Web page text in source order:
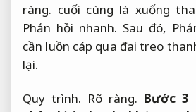
ràng. cuối cùng là xuống
Phản hồi nhanh. Sau đó,
cần luồn cáp qua đai treo
lại.
Quy trình. Rõ ràng. Bước 3